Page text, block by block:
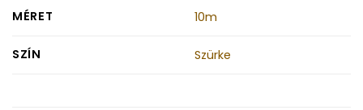
MÉRET 10m
SZÍN Szürke